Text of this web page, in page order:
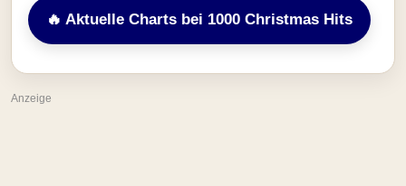
🔥 Aktuelle Charts bei 1000 Christmas Hits
Anzeige